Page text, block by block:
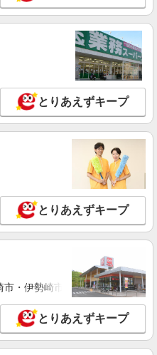
とりあえずキープ
とりあえずキープ
・伊勢崎市・太田市・館林市
とりあえずキープ